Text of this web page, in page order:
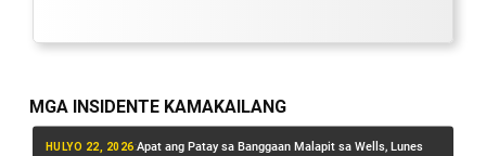
MGA INSIDENTE KAMAKAILANG
HULYO 22, 2026:Apat ang Patay sa Banggaan Malapit sa Wells, Lunes